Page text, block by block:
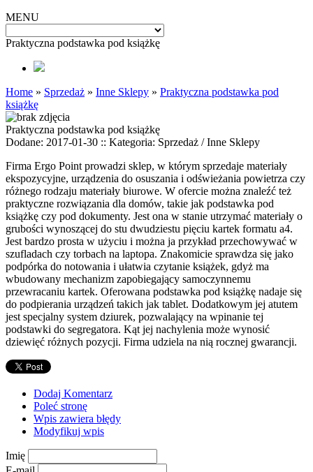
MENU
Praktyczna podstawka pod książkę
Home » Sprzedaż » Inne Sklepy » Praktyczna podstawka pod
książkę
Praktyczna podstawka pod książkę
Dodane: 2017-01-30 :: Kategoria: Sprzedaż / Inne Sklepy
Firma Ergo Point prowadzi sklep, w którym sprzedaje materiały
ekspozycyjne, urządzenia do osuszania i odświeżania powietrza czy
różnego rodzaju materiały biurowe. W ofercie można znaleźć też
praktyczne rozwiązania dla domów, takie jak podstawka pod
książkę czy pod dokumenty. Jest ona w stanie utrzymać materiały o
grubości wynoszącej do stu dwudziestu pięciu kartek formatu a4.
Jest bardzo prosta w użyciu i można ja przykład przechowywać w
szufladach czy torbach na laptopa. Znakomicie sprawdza się jako
podpórka do notowania i ułatwia czytanie książek, gdyż ma
wbudowany mechanizm zapobiegający samoczynnemu
przewracaniu kartek. Oferowana podstawka pod książkę nadaje się
do podpierania urządzeń takich jak tablet. Dodatkowym jej atutem
jest specjalny system dziurek, pozwalający na wpinanie tej
podstawki do segregatora. Kąt jej nachylenia może wynosić
dziewięć różnych pozycji. Firma udziela na nią rocznej gwarancji.
Dodaj Komentarz
Poleć stronę
Wpis zawiera błędy
Modyfikuj wpis
Imię